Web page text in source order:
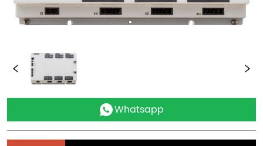
Whatsapp